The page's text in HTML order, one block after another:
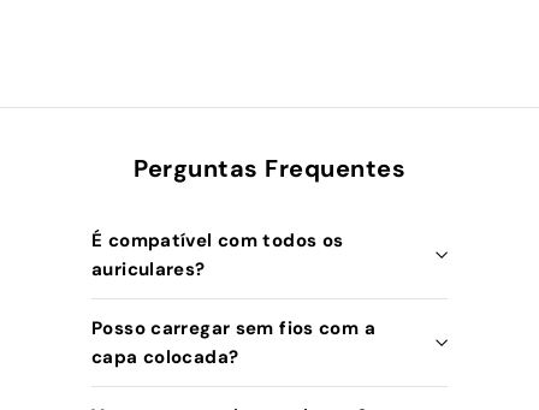
Perguntas Frequentes
É compatível com todos os
auriculares?
Posso carregar sem fios com a
capa colocada?